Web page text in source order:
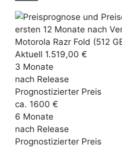
Aktuell 1.519,00 €
3 Monate
nach Release
Prognostizierter Preis
ca. 1600 €
6 Monate
nach Release
Prognostizierter Preis